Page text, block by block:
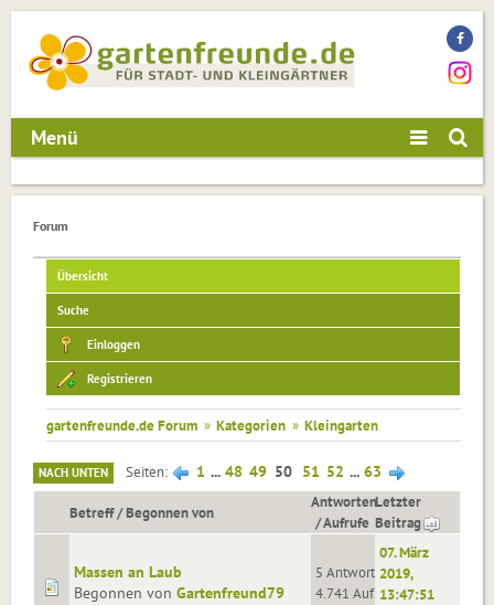
Menü
Forum
Übersicht
Suche
Einloggen
Registrieren
gartenfreunde.de Forum » Kategorien » Kleingarten
NACH UNTEN Seiten 1 ... 48 49 50 51 52 ... 63
Betreff/Begonnen von
Antworten
/Aufrufe
Letzter
Beitrag
Massen an Laub
Begonnen von Gartenfreund79
5 Antworten
4.741 Aufrufe
07. März
2019,
13:47:51